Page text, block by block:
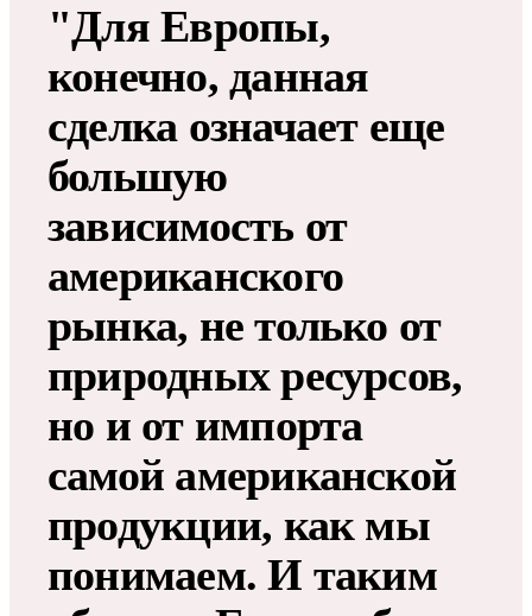
"Для Европы,
конечно, данная
сделка означает еще
большую
зависимость от
американского
рынка, не только от
природных ресурсов,
но и от импорта
самой американской
продукции, как мы
понимаем. И таким